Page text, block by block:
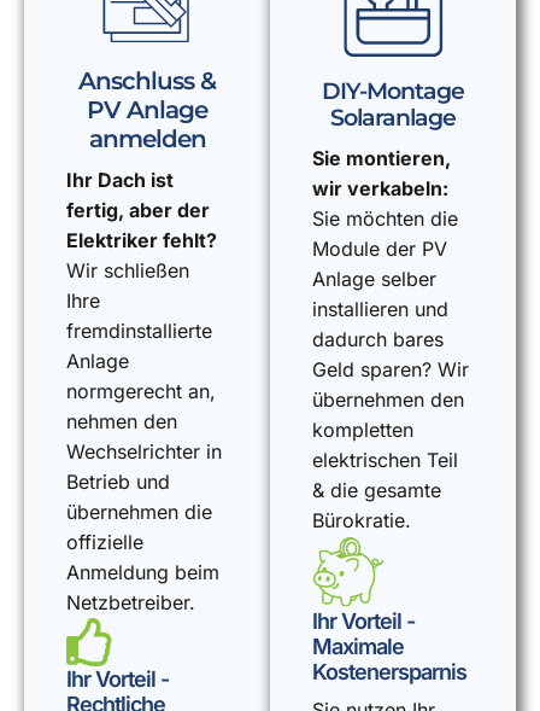
Anschluss &
PV Anlage
anmelden
Ihr Dach ist
fertig, aber der
Elektriker fehlt?
Wir schließen
Ihre
fremdinstallierte
Anlage
normgerecht an,
nehmen den
Wechselrichter in
Betrieb und
übernehmen die
offizielle
Anmeldung beim
Netzbetreiber.
Ihr Vorteil -
Rechtliche
DIY-Montage
Solaranlage
Sie montieren,
wir verkabeln:
Sie möchten die
Module der PV
Anlage selber
installieren und
dadurch bares
Geld sparen? Wir
übernehmen den
kompletten
elektrischen Teil
& die gesamte
Bürokratie.
Ihr Vorteil -
Maximale
Kostenersparnis